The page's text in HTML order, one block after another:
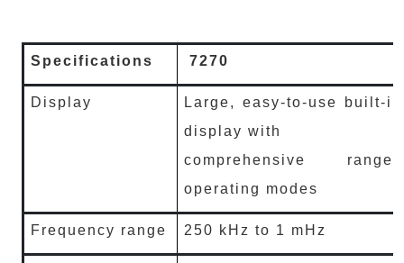
Specifications 7270
Display
Large, easy-to-use built-
display with
comprehensive
operating modes
Frequency range 250 kHz to 1 mHz